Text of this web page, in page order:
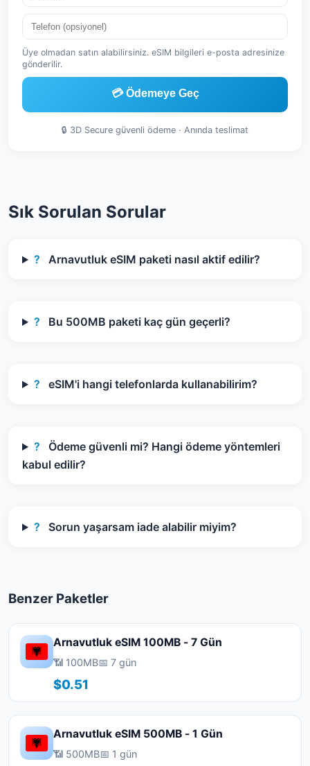
Üye olmadan satın alabilirsiniz. eSIM bilgileri e-posta adresinize
gönderilir.
💳 Ödemeye Geç
🔒 3D Secure güvenli ödeme · Anında teslimat
Sık Sorulan Sorular
? Arnavutluk eSIM paketi nasıl aktif edilir?
? Bu 500MB paketi kaç gün geçerli?
? eSIM'i hangi telefonlarda kullanabilirim?
?
Ödeme güvenli mi? Hangi ödeme yöntemleri
kabul edilir?
? Sorun yaşarsam iade alabilir miyim?
Benzer Paketler
Arnavutluk eSIM 100MB - 7 Gün
📶 100MB📅 7 gün
$0.51
Arnavutluk eSIM 500MB - 1 Gün
📶 500MB📅 1 gün